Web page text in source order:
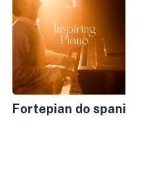
Fortepian do spania